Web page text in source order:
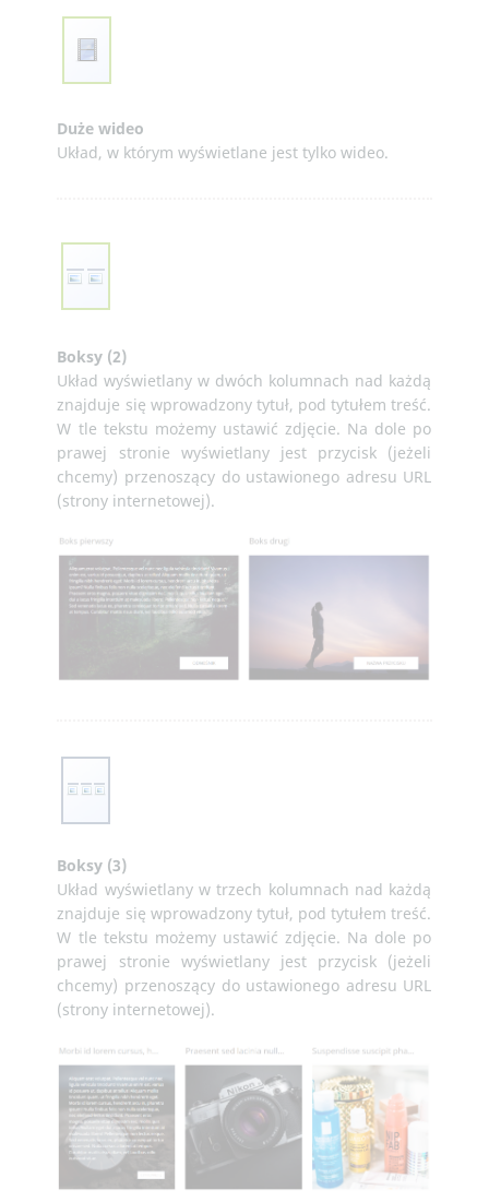
Duże wideo
Układ, w którym wyświetlane jest tylko wideo.
Boksy (2)
Układ wyświetlany w dwóch kolumnach nad każdą
znajduje się wprowadzony tytuł, pod tytułem treść.
W tle tekstu możemy ustawić zdjęcie. Na dole po
prawej stronie wyświetlany jest przycisk (jeżeli
chcemy) przenoszący do ustawionego adresu URL
(strony internetowej).
Boksy (3)
Układ wyświetlany w trzech kolumnach nad każdą
znajduje się wprowadzony tytuł, pod tytułem treść.
W tle tekstu możemy ustawić zdjęcie. Na dole po
prawej stronie wyświetlany jest przycisk (jeżeli
chcemy) przenoszący do ustawionego adresu URL
(strony internetowej).